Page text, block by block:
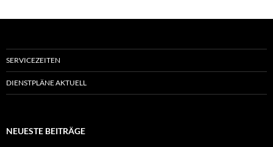
SERVICEZEITEN
DIENSTPLÄNE AKTUELL
NEUESTE BEITRÄGE